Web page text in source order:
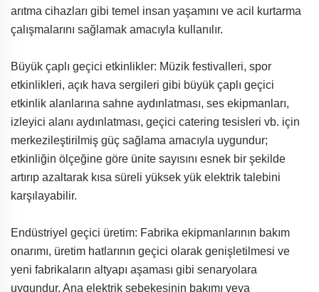
arıtma cihazları gibi temel insan yaşamını ve acil kurtarma
çalışmalarını sağlamak amacıyla kullanılır.
Büyük çaplı geçici etkinlikler: Müzik festivalleri, spor
etkinlikleri, açık hava sergileri gibi büyük çaplı geçici
etkinlik alanlarına sahne aydınlatması, ses ekipmanları,
izleyici alanı aydınlatması, geçici catering tesisleri vb. için
merkezileştirilmiş güç sağlama amacıyla uygundur;
etkinliğin ölçeğine göre ünite sayısını esnek bir şekilde
artırıp azaltarak kısa süreli yüksek yük elektrik talebini
karşılayabilir.
Endüstriyel geçici üretim: Fabrika ekipmanlarının bakım
onarımı, üretim hatlarının geçici olarak genişletilmesi ve
yeni fabrikaların altyapı aşaması gibi senaryolara
uygundur. Ana elektrik şebekesinin bakımı veya